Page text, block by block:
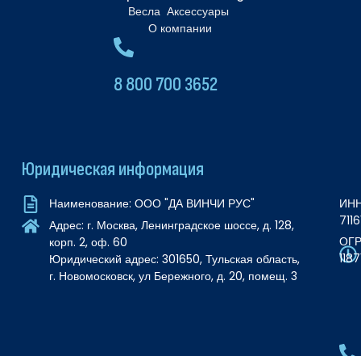
Весла Аксессуары
О компании
8 800 700 3652
Юридическая информация
Наименование: ООО "ДА ВИНЧИ РУС"
Адрес: г. Москва, Ленинградское шоссе, д. 128,
корп. 2, оф. 60
Юридический адрес: 301650, Тульская область,
г. Новомосковск, ул Бережного, д. 20, помещ. 3